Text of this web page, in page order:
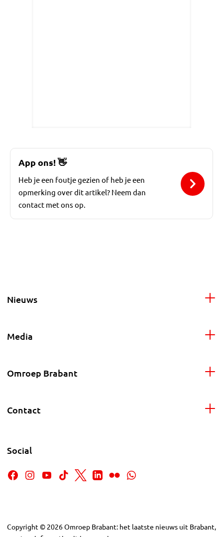
App ons!👋
Heb je een foutje gezien of heb je een
opmerking over dit artikel? Neem dan
contact met ons op.
Nieuws
Media
Omroep Brabant
Contact
Social
Copyright © 2026Omroep Brabant: het laatste nieuws uit Brabant,